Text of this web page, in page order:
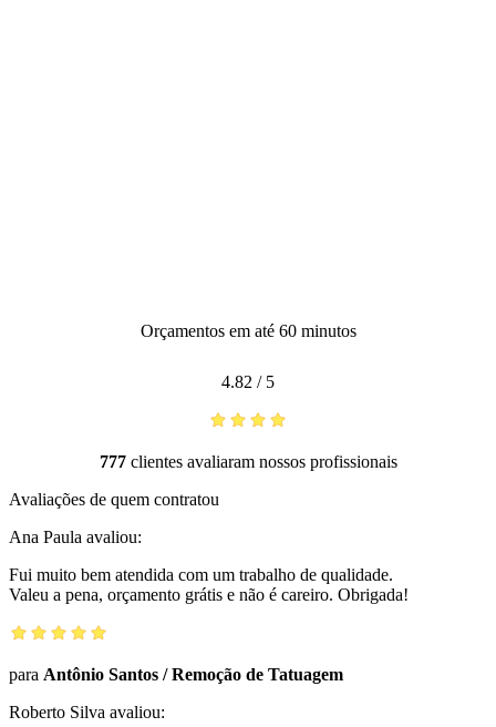
Orçamentos em até 60 minutos
4.82 / 5
777clientes avaliaram nossos profissionais
Avaliações de quem contratou
Ana Paula avaliou:
Fui muito bem atendida com um trabalho de qualidade.
Valeu a pena, orçamento grátis e não é careiro. Obrigada!
para Antônio Santos /Remoção de Tatuagem
Roberto Silva avaliou: